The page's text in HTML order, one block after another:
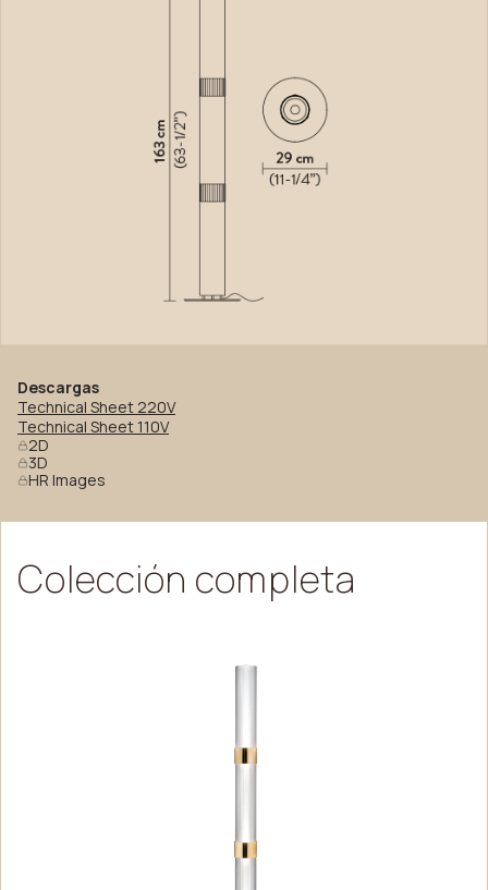
Descargas
Technical Sheet 220V
Technical Sheet 110V
2D
3D
HR Images
Colección completa